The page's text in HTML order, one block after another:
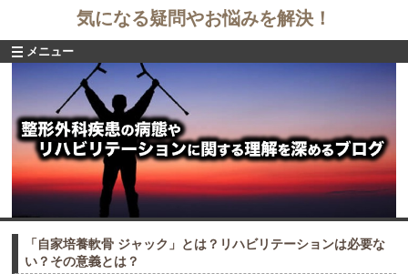
気になる疑問やお悩みを解決！
メニュー
「自家培養軟骨 ジャック」とは？リハビリテーションは必要な
い？その意義とは？